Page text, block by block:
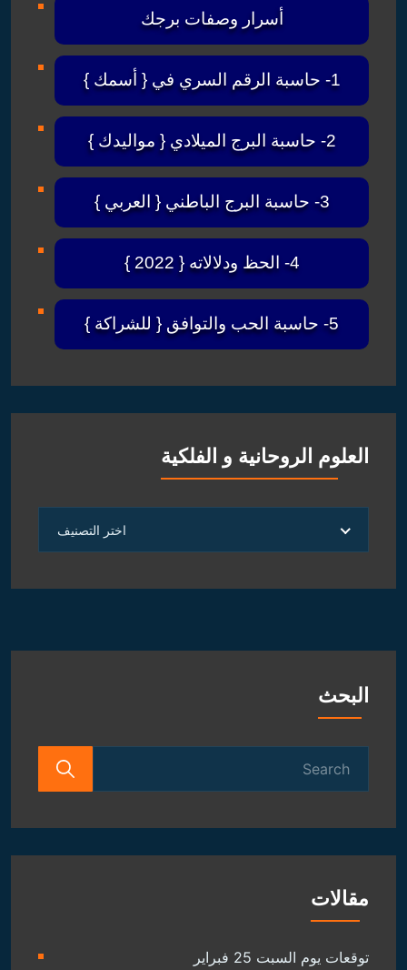
أسرار وصفات برجك
1- حاسبة الرقم السري في { أسمك }
2- حاسبة البرج الميلادي { مواليدك }
3- حاسبة البرج الباطني { العربي }
4- الحظ ودلالاته { 2022 }
5- حاسبة الحب والتوافق { للشراكة }
العلوم الروحانية و الفلكية
الروحانية
الفلكية
اختر التصنيف
البحث
مقالات
توقعات يوم السبت 25 فبراير